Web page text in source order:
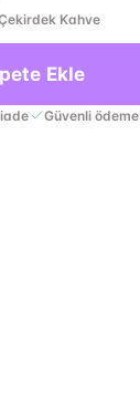
Kahve
Ekle
Güvenli ödeme